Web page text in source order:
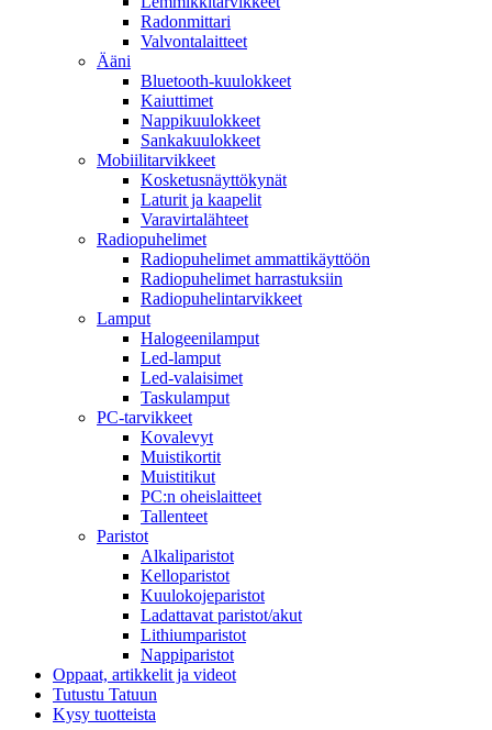
Radonmittari
Valvontalaitteet
Ääni
Bluetooth-kuulokkeet
Kaiuttimet
Nappikuulokkeet
Sankakuulokkeet
Mobiilitarvikkeet
Kosketusnäyttökynät
Laturit ja kaapelit
Varavirtalähteet
Radiopuhelimet
Radiopuhelimet ammattikäyttöön
Radiopuhelimet harrastuksiin
Radiopuhelintarvikkeet
Lamput
Halogeenilamput
Led-lamput
Led-valaisimet
Taskulamput
PC-tarvikkeet
Kovalevyt
Muistikortit
Muistitikut
PC:n oheislaitteet
Tallenteet
Paristot
Alkaliparistot
Kelloparistot
Kuulokojeparistot
Ladattavat paristot/akut
Lithiumparistot
Nappiparistot
Oppaat, artikkelit ja videot
Tutustu Tatuun
Kysy tuotteista